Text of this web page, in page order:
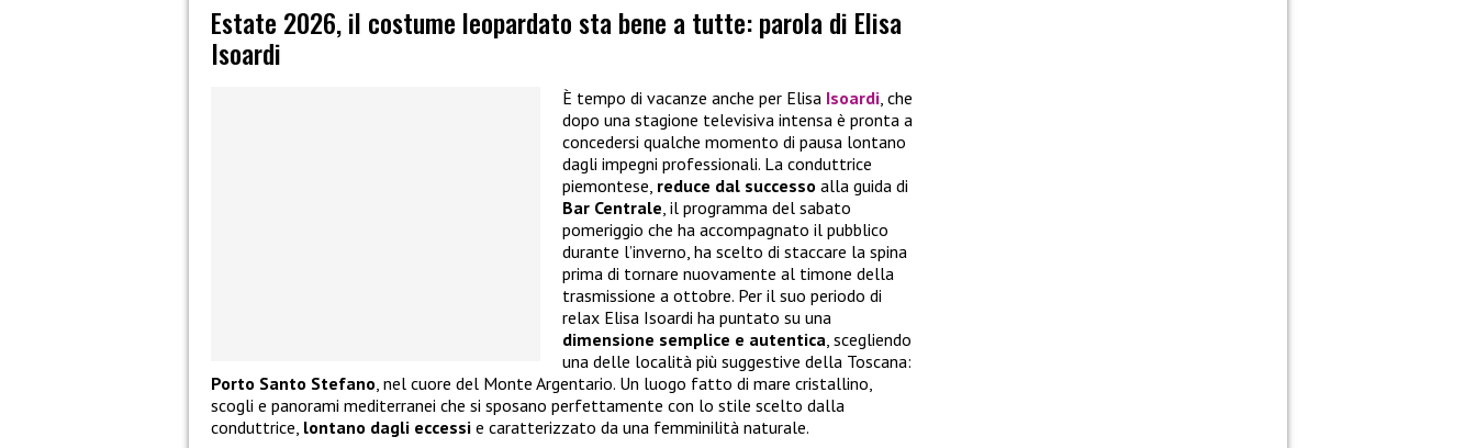
Estate 2026, il costume leopardato sta bene a tutte: parola di Elisa
Isoardi
È tempo di vacanze anche per Elisa Isoardi, che
dopo una stagione televisiva intensa è pronta a
concedersi qualche momento di pausa lontano
dagli impegni professionali. La conduttrice
piemontese, reduce dal successo alla guida di
Bar Centrale, il programma del sabato
pomeriggio che ha accompagnato il pubblico
durante l’inverno, ha scelto di staccare la spina
prima di tornare nuovamente al timone della
trasmissione a ottobre. Per il suo periodo di
relax Elisa Isoardi ha puntato su una
dimensione semplice e autentica, scegliendo
una delle località più suggestive della Toscana:
Porto Santo Stefano, nel cuore del Monte Argentario. Un luogo fatto di mare cristallino,
scogli e panorami mediterranei che si sposano perfettamente con lo stile scelto dalla
conduttrice, lontano dagli eccessi e caratterizzato da una femminilità naturale.